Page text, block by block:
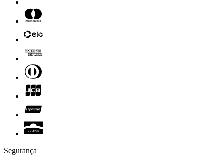
Segurança